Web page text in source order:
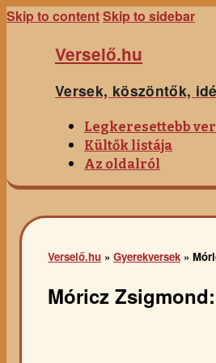
Skip to contentSkip to sidebar
Verselő.hu
Versek, köszöntők,
Legkeresettebb
Kültők listája
Az oldalról
Verselő.hu » Gyerekversek »
Móricz